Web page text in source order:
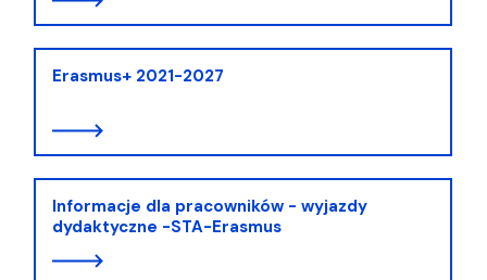
Erasmus+ 2021-2027
Informacje dla pracowników - wyjazdy
dydaktyczne -STA-Erasmus